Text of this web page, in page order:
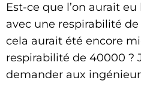
Est-ce que l’on aurait
avec une respirabilité
cela aurait été encore
respirabilité de 40000 ?
demander aux